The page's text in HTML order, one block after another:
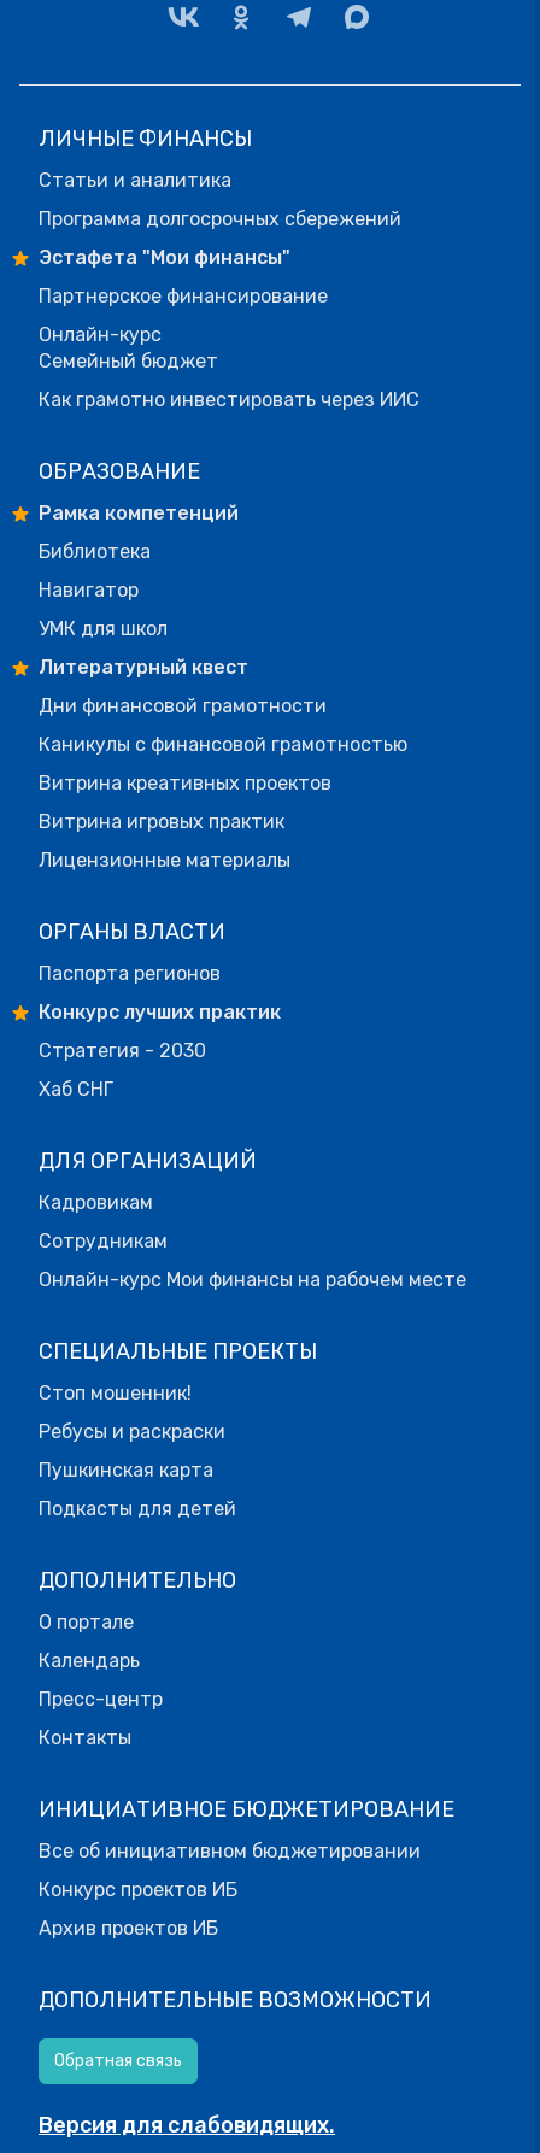
ЛИЧНЫЕ ФИНАНСЫ
Статьи и аналитика
Программа долгосрочных сбережений
Эстафета "Мои финансы"
Партнерское финансирование
Онлайн-курс
Семейный бюджет
Как грамотно инвестировать через ИИС
ОБРАЗОВАНИЕ
Рамка компетенций
Библиотека
Навигатор
УМК для школ
Литературный квест
Дни финансовой грамотности
Каникулы с финансовой грамотностью
Витрина креативных проектов
Витрина игровых практик
Лицензионные материалы
ОРГАНЫ ВЛАСТИ
Паспорта регионов
Конкурс лучших практик
Стратегия - 2030
Хаб СНГ
ДЛЯ ОРГАНИЗАЦИЙ
Кадровикам
Сотрудникам
Онлайн-курс Мои финансы на рабочем месте
СПЕЦИАЛЬНЫЕ ПРОЕКТЫ
Стоп мошенник!
Ребусы и раскраски
Пушкинская карта
Подкасты для детей
ДОПОЛНИТЕЛЬНО
О портале
Календарь
Пресс-центр
Контакты
ИНИЦИАТИВНОЕ БЮДЖЕТИРОВАНИЕ
Все об инициативном бюджетировании
Конкурс проектов ИБ
Архив проектов ИБ
ДОПОЛНИТЕЛЬНЫЕ ВОЗМОЖНОСТИ
Обратная связь
Версия для слабовидящих.